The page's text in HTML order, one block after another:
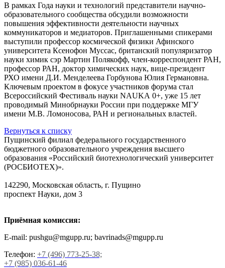
В рамках Года науки и технологий представители научно-
образовательного сообщества обсудили возможности
повышения эффективности деятельности научных
коммуникаторов и медиаторов. Приглашенными спикерами
выступили профессор космической физики Афинского
университета Ксенофон Муссас, британский популяризатор
науки химик сэр Мартин Полякофф, член-корреспондент РАН,
профессор РАН, доктор химических наук, вице-президент
РХО имени Д.И. Менделеева Горбунова Юлия Германовна.
Ключевым проектом в фокусе участников форума стал
Всероссийский Фестиваль науки NAUKA 0+, уже 15 лет
проводимый Минобрнауки России при поддержке МГУ
имени М.В. Ломоносова, РАН и региональных властей.
Вернуться к списку
Пущинский филиал федерального государственного
бюджетного образовательного учреждения высшего
образования «Российский биотехнологический университет
(РОСБИОТЕХ)».
142290, Московская область, г. Пущино
проспект Науки, дом 3
Приёмная комиссия:
E-mail: pushgu@mgupp.ru; bavrinads@mgupp.ru
Телефон: +7 (496) 773-25-38;
+7 (985) 036-61-46